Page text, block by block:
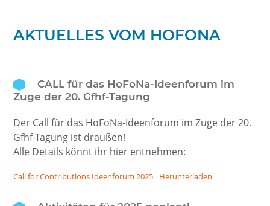
AKTUELLES VOM HOFONA
CALL für das HoFoNa-Ideenforum im
Zuge der 20. Gfhf-Tagung
Der Call für das HoFoNa-Ideenforum im Zuge der 20.
Gfhf-Tagung ist draußen!
Alle Details könnt ihr hier entnehmen:
Call for Contributions Ideenforum 2025 Herunterladen